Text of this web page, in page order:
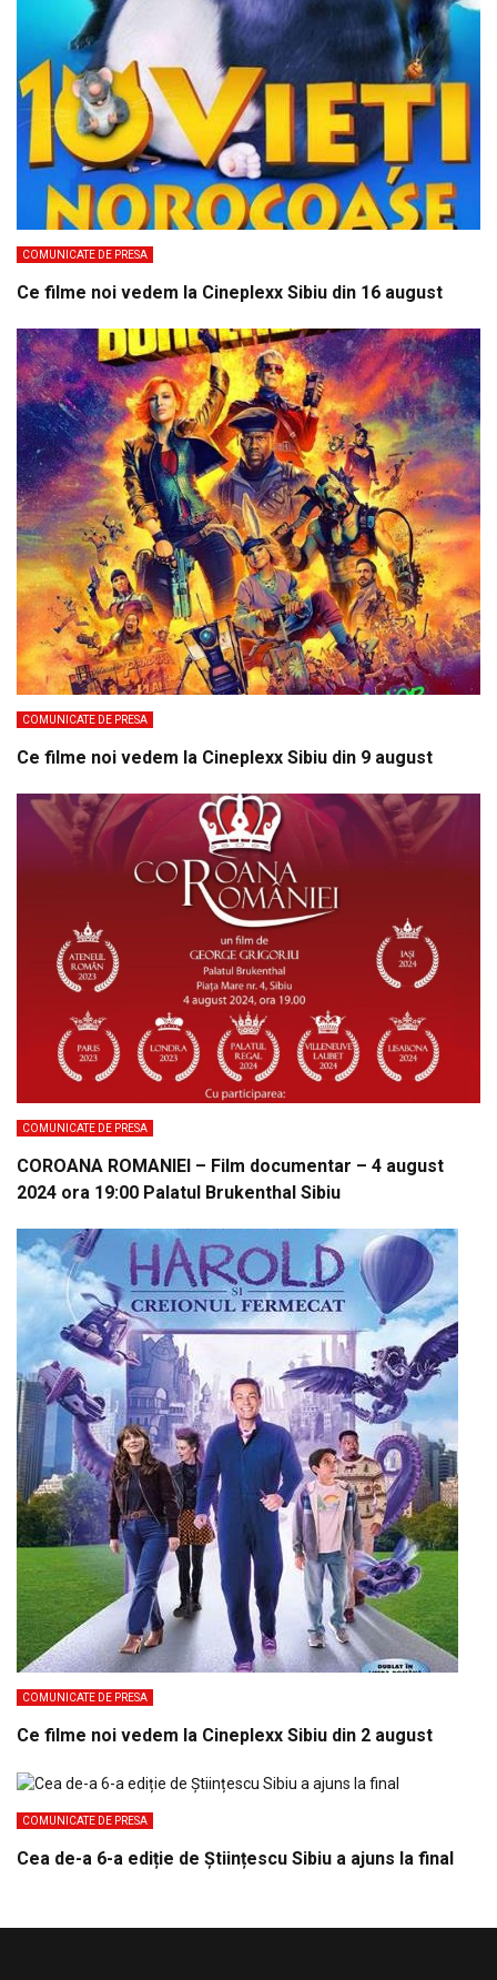
COMUNICATE DE PRESA
Ce filme noi vedem la Cineplexx Sibiu din 16 august
COMUNICATE DE PRESA
Ce filme noi vedem la Cineplexx Sibiu din 9 august
COMUNICATE DE PRESA
COROANA ROMANIEI – Film documentar – 4 august
2024 ora 19:00 Palatul Brukenthal Sibiu
COMUNICATE DE PRESA
Ce filme noi vedem la Cineplexx Sibiu din 2 august
COMUNICATE DE PRESA
Cea de-a 6-a ediție de Științescu Sibiu a ajuns la final